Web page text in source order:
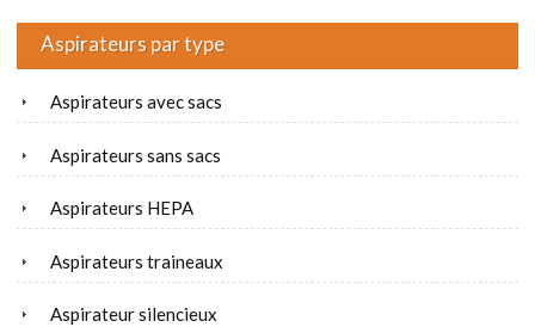
Aspirateurs par type
Aspirateurs avec sacs
Aspirateurs sans sacs
Aspirateurs HEPA
Aspirateurs traineaux
Aspirateur silencieux